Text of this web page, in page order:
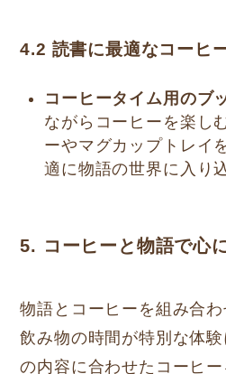
4.2 読書に最適なコーヒ
コーヒータイム用のブ
ながらコーヒーを楽し
ーやマグカップトレイ
適に物語の世界に入り
5. コーヒーと物語で心
物語とコーヒーを組み合
飲み物の時間が特別な体
の内容に合わせたコーヒ